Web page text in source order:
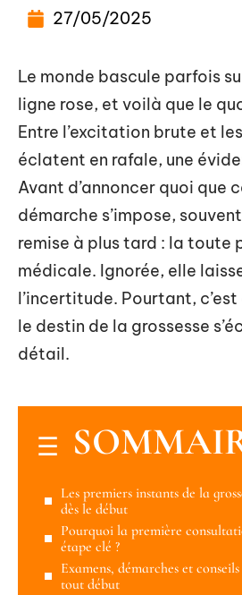
27/05/2025
Le monde bascule parfois
ligne rose, et voilà que le
Entre l’excitation brute et
éclatent en rafale, une
Avant d’annoncer quoi que
démarche s’impose,
remise à plus tard : la toute
médicale. Ignorée, elle
l’incertitude. Pourtant,
le destin de la grossesse
détail.
Les premiers instants de la
dès le début
Pourquoi la première
étape clé ?
Examens, démarches et
tout début